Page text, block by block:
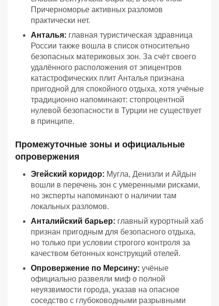
Причерноморье активных разломов
практически нет.
Анталья: главная туристическая здравница
России также вошла в список относительно
безопасных материковых зон. За счёт своего
удалённого расположения от эпицентров
катастрофических плит Анталья признана
пригодной для спокойного отдыха, хотя учёные
традиционно напоминают: стопроцентной
нулевой безопасности в Турции не существует
в принципе.
Промежуточные зоны и официальные
опровержения
Эгейский коридор: Мугла, Денизли и Айдын
вошли в перечень зон с умеренными рисками,
но эксперты напоминают о наличии там
локальных разломов.
Анталийский барьер: главный курортный хаб
признан пригодным для безопасного отдыха,
но только при условии строгого контроля за
качеством бетонных конструкций отелей.
Опровержение по Мерсину: учёные
официально развеяли миф о полной
неуязвимости города, указав на опасное
соседство с глубоководными разрывными